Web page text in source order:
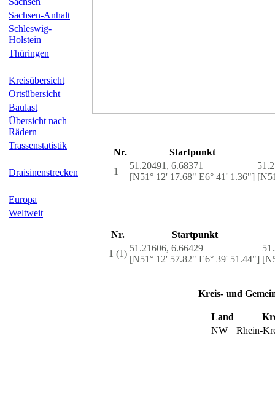
Sachsen-Anhalt
Schleswig-
Holstein
Thüringen
Kreisübersicht
Ortsübersicht
Baulast
Übersicht nach
Rädern
Trassenstatistik
Draisinenstrecken
Europa
Weltweit
Nr.
Startpunkt
1
51.20491, 6.68371
[N51° 12' 17.68" E6° 41' 1.36"]
Nr.
Startpunkt
1 (1)
51.21606, 6.66429
[N51° 12' 57.82" E6° 39' 51.44"]
Kreis- und
Land
NW
Rhein-